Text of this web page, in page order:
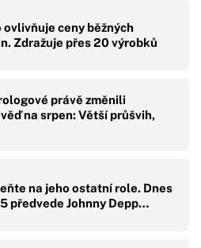
ovlivňuje ceny běžných
Zdražuje přes 20 výrobků
právě změnili
na srpen: Větší průšvih,
na jeho ostatní role. Dnes
předvede Johnny Depp…